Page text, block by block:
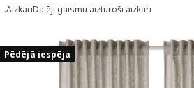
…AizkariDaļēji gaismu aizturoši aizkari
Pēdējā iespēja